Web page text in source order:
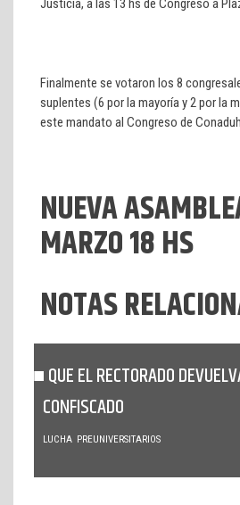
Justicia, a las 13 hs de Congreso a
Finalmente se votaron los 8
suplentes (6 por la mayoría y 2 por la
este mandato al Congreso de
NUEVA
MARZO 18 HS
NOTAS
QUE EL RECTORADO
CONFISCADO
LUCHA PREUNIVERSITARIOS